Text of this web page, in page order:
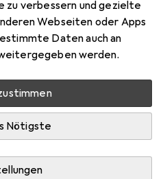
zu verbessern und gezielte
Webseiten oder Apps
Daten auch an
werden.
Nötigste
Merken
i